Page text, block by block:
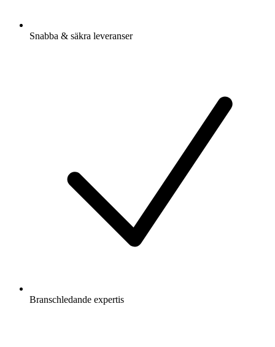
Snabba & säkra leveranser
Branschledande expertis